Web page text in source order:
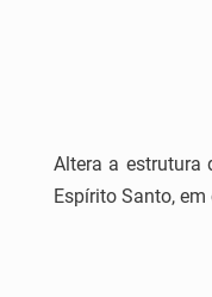
Altera a estrutura
Espírito Santo,